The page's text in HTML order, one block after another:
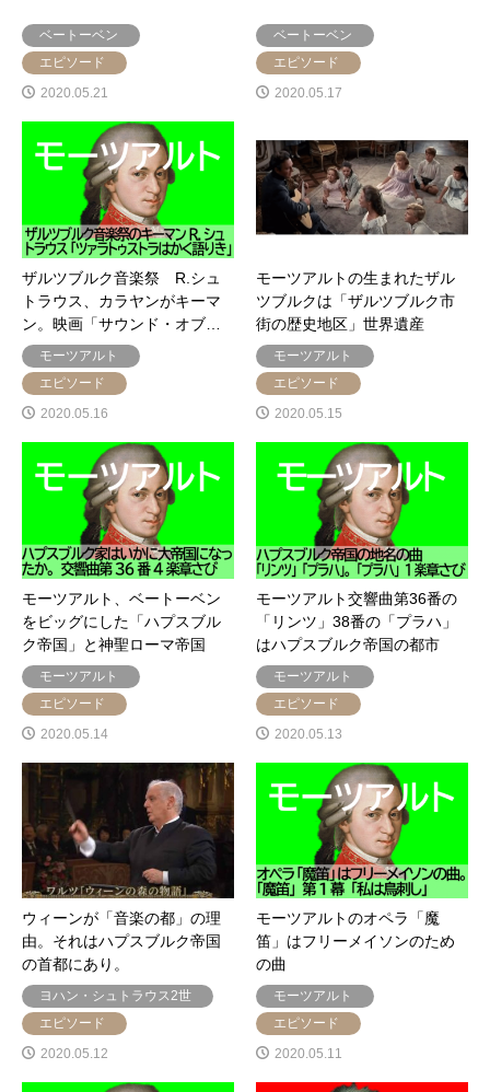
ベートーベン
エピソード
2020.05.21
ベートーベン
エピソード
2020.05.17
ザルツブルク音楽祭 R.シュ
トラウス、カラヤンがキーマ
ン。映画「サウンド・オブ…
モーツアルト
エピソード
2020.05.16
モーツアルトの生まれたザル
ツブルクは「ザルツブルク市
街の歴史地区」世界遺産
モーツアルト
エピソード
2020.05.15
モーツアルト、ベートーベン
をビッグにした「ハプスブル
ク帝国」と神聖ローマ帝国
モーツアルト
エピソード
2020.05.14
モーツアルト交響曲第36番の
「リンツ」38番の「プラハ」
はハプスブルク帝国の都市
モーツアルト
エピソード
2020.05.13
ウィーンが「音楽の都」の理
由。それはハプスブルク帝国
の首都にあり。
ヨハン・シュトラウス2世
エピソード
2020.05.12
モーツアルトのオペラ「魔
笛」はフリーメイソンのため
の曲
モーツアルト
エピソード
2020.05.11